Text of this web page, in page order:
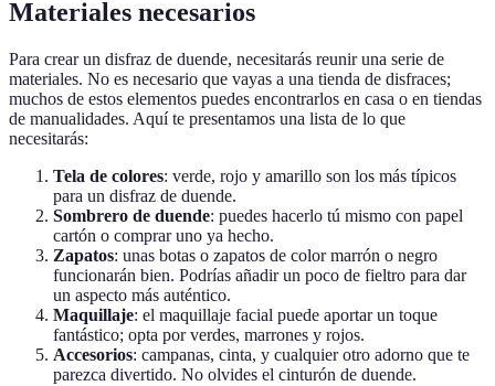
Materiales necesarios
Para crear un disfraz de duende, necesitarás reunir una serie de
materiales. No es necesario que vayas a una tienda de disfraces;
muchos de estos elementos puedes encontrarlos en casa o en tiendas
de manualidades. Aquí te presentamos una lista de lo que
necesitarás:
Tela de colores: verde, rojo y amarillo son los más típicos
para un disfraz de duende.
Sombrero de duende: puedes hacerlo tú mismo con papel
cartón o comprar uno ya hecho.
Zapatos: unas botas o zapatos de color marrón o negro
funcionarán bien. Podrías añadir un poco de fieltro para dar
un aspecto más auténtico.
Maquillaje: el maquillaje facial puede aportar un toque
fantástico; opta por verdes, marrones y rojos.
Accesorios: campanas, cinta, y cualquier otro adorno que te
parezca divertido. No olvides el cinturón de duende.